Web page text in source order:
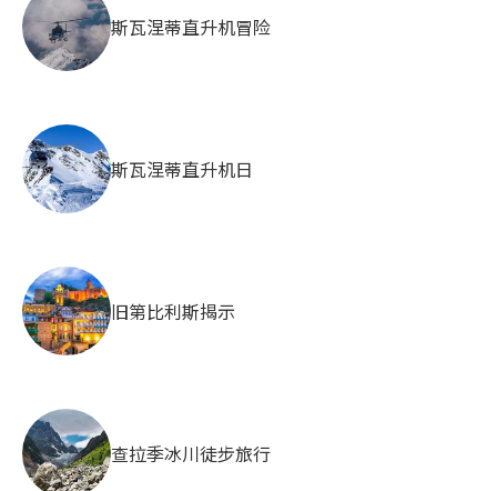
斯瓦涅蒂直升机冒险
斯瓦涅蒂直升机日
旧第比利斯揭示
查拉季冰川徒步旅行